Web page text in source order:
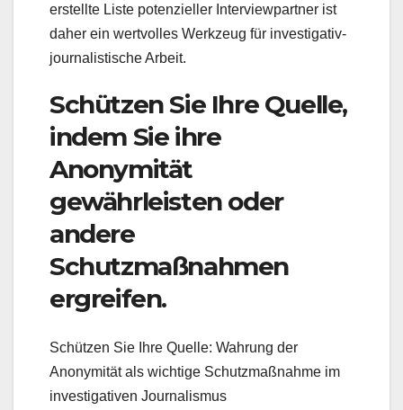
erstellte Liste potenzieller Interviewpartner ist
daher ein wertvolles Werkzeug für investigativ-
journalistische Arbeit.
Schützen Sie Ihre Quelle,
indem Sie ihre
Anonymität
gewährleisten oder
andere
Schutzmaßnahmen
ergreifen.
Schützen Sie Ihre Quelle: Wahrung der
Anonymität als wichtige Schutzmaßnahme im
investigativen Journalismus